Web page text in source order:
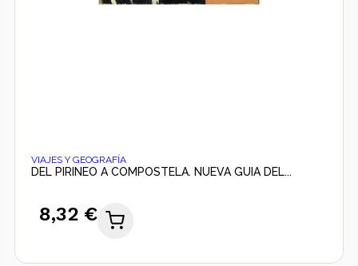
VIAJES Y GEOGRAFÍA
DEL PIRINEO A COMPOSTELA. NUEVA GUIA DEL...
8,32 €